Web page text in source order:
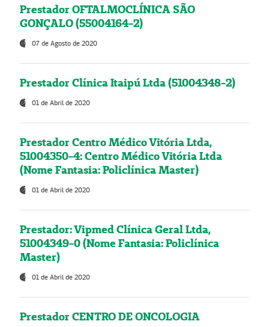
Prestador OFTALMOCLÍNICA SÃO
GONÇALO (55004164-2)
07 de Agosto de 2020
Prestador Clínica Itaipú Ltda (51004348-2)
01 de Abril de 2020
Prestador Centro Médico Vitória Ltda,
51004350-4: Centro Médico Vitória Ltda
(Nome Fantasia: Policlínica Master)
01 de Abril de 2020
Prestador: Vipmed Clínica Geral Ltda,
51004349-0 (Nome Fantasia: Policlínica
Master)
01 de Abril de 2020
Prestador CENTRO DE ONCOLOGIA